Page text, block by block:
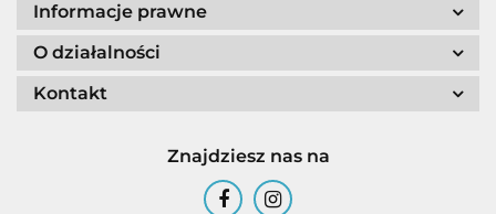
Informacje prawne
O działalności
Kontakt
Znajdziesz nas na